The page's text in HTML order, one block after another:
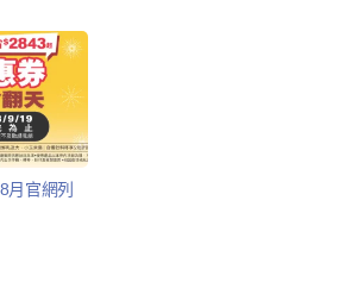
月官網列